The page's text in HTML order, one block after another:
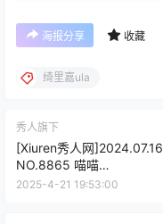
海报分享 收藏
绮里嘉ula
秀人旗下
[Xiuren秀人网]2024.07.16
NO.8865 喵喵
JOJO[71+1P/650MB]
2025-4-21 19:53:00